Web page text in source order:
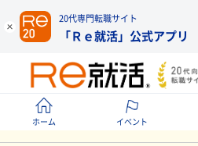
20代専門転職サイト
「Ｒｅ就活」公式アプリ
ホーム イベント